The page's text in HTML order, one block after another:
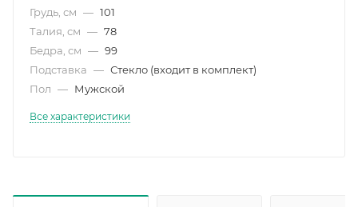
Грудь, см — 101
Талия, см — 78
Бедра, см — 99
Подставка — Стекло (входит в комплект)
Пол — Мужской
Все характеристики